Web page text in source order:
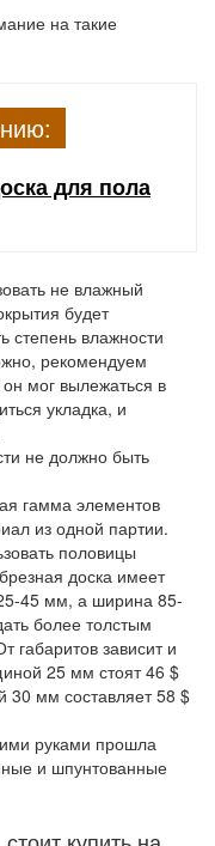
на такие
для пола
не влажный
будет
степень влажности
рекомендуем
мог вылежаться в
укладка, и
не должно быть
гамма элементов
из одной партии.
половицы
доска имеет
45 мм, а ширина 85-
более толстым
габаритов зависит и
25 мм стоят 46 $
30 мм составляет 58 $
руками прошла
и шпунтованные